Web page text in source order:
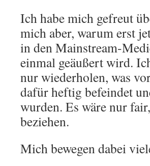
Ich habe mich gefreut
mich aber, warum erst
in den Mainstream-
einmal geäußert wird.
nur wiederholen, was
dafür heftig befeindet und als Schwerverbrecher
wurden. Es wäre nur
beziehen.
Mich bewegen dabei